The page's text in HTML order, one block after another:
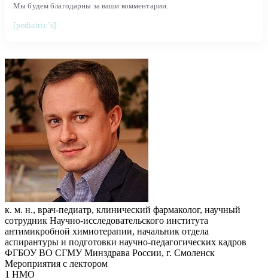
Мы будем благодарны за ваши комментарии.
[pediatric`s]
к. м. н., врач-педиатр, клинический фармаколог, научный
сотрудник Научно-исследовательского института
антимикробной химиотерапии, начальник отдела
аспирантуры и подготовки научно-педагогических кадров
ФГБОУ ВО СГМУ Минздрава России, г. Смоленск
Мероприятия с лектором
1 НМО